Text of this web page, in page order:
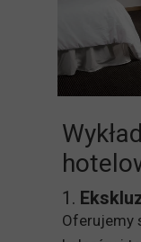
1.
Oferujemy